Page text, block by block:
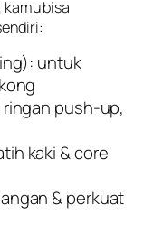
bisa
untuk
ringan push-up,
kaki & core
& perkuat